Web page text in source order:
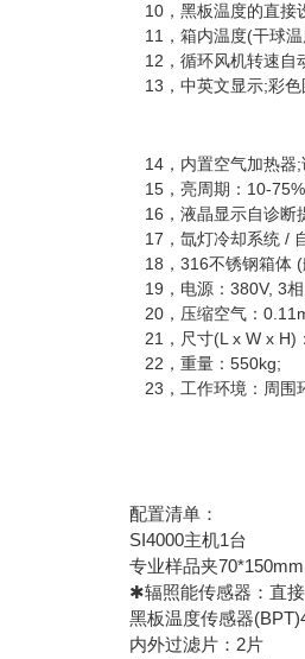
10，黑板温度的直接
11，箱内温度(干球温
12，循环风机转速自
13，中英文显示;彩色
14，内置空气加热器;
15，亮周期：10-75%(
16，液晶显示自诊断
17，氙灯冷却系统 / 自
18，316不锈钢箱体 (
19，电源：380V, 3相
20，压缩空气：
21，尺寸(L x W x H)
22，重量：550kg;
23，工作环境：周围环
配置清单：
SI4000主机1台
专业样品夹70*150mm
✱辐照能传感器：直接
黑板温度传感器
内外过滤片：2片